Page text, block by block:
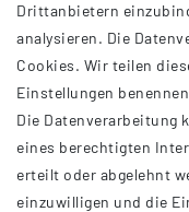
AGB
Impressum
Datenschutzerklärung
Widerrufsrecht
Drittanbietern
analysieren. Die
Cookies. Wir teilen
Einstellungen
Die Datenverarbeitung
eines berechtigten
erteilt oder abgelehnt
einzuwilligen und die